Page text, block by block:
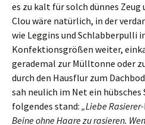
es zu kalt für solch dünnes
Clou wäre natürlich, in der
wie Leggins und Schlabberpulli
Konfektionsgrößen weiter,
gerademal zur Mülltonne oder
durch den Hausflur zum
sah neulich im Net ein
folgendes stand: „Liebe
Beine ohne Haare zu rasieren.